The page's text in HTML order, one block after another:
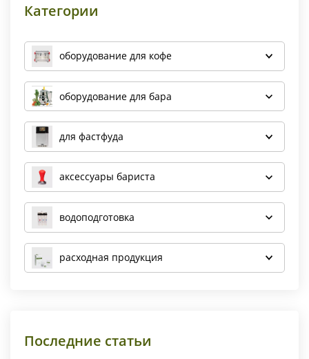
Категории
оборудование для кофе
оборудование для бара
для фастфуда
аксессуары бариста
водоподготовка
расходная продукция
Последние статьи